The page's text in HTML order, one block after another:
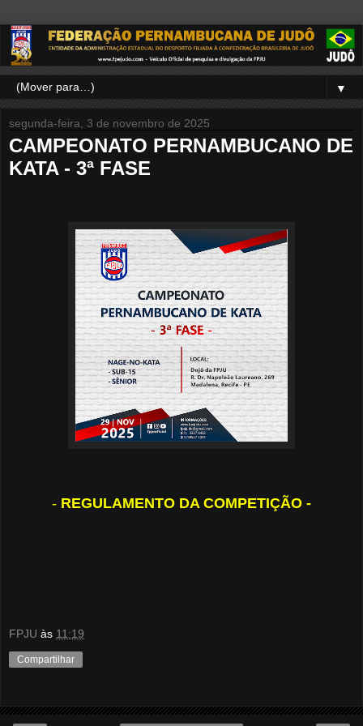
▼
segunda-feira, 3 de novembro de 2025
CAMPEONATO PERNAMBUCANO DE
KATA - 3ª FASE
- REGULAMENTO DA COMPETIÇÃO -
FPJU às 11:19
Compartilhar